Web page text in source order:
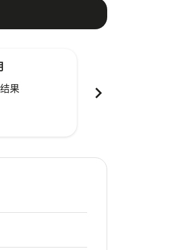
果
chevron_right
优惠
寻找优惠寻找优惠寻找优惠
disclaimer. 寻找优惠
offers-disclaimer. 寻找优惠
view-offers-disclaimer. 寻找优惠
cmp-view-offers-disclaimer. 寻找优惠